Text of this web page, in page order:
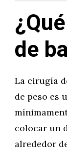
de
La cirugía
de peso es
colocar un
alrededor